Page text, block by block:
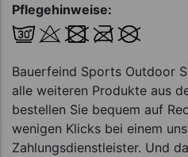
Pflegehinweise:
Bauerfeind Sports Outdoor
alle weiteren Produkte aus
bestellen Sie bequem auf
wenigen Klicks bei einem
Zahlungsdienstleister. Und